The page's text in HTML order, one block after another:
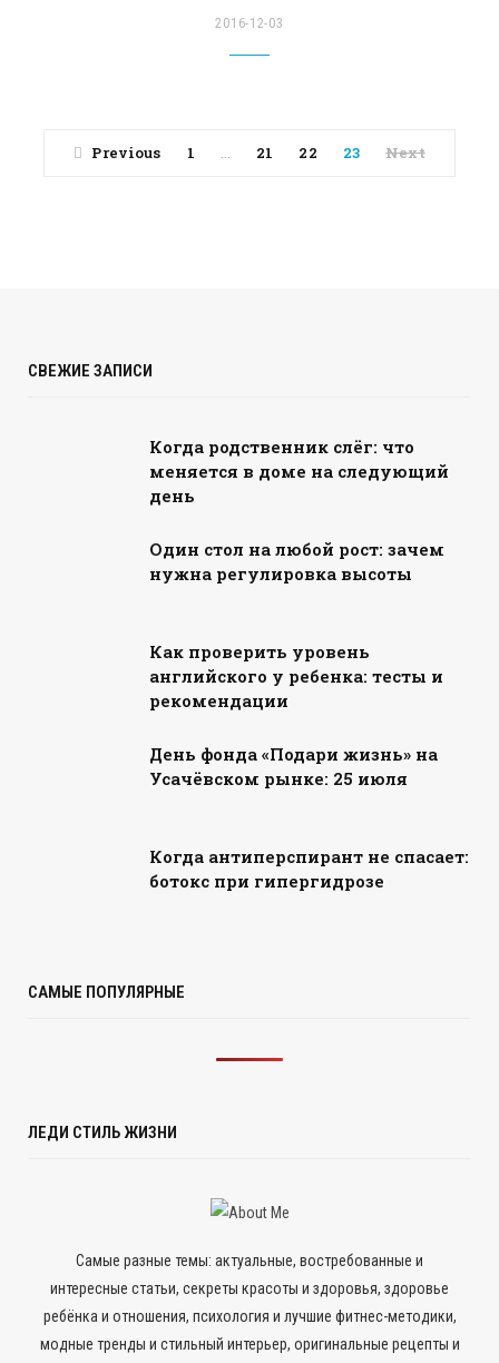
2016-12-03
Previous 1 21 22 23 Next
СВЕЖИЕ ЗАПИСИ
Когда родственник слёг: что
меняется в доме на следующий
день
Один стол на любой рост: зачем
нужна регулировка высоты
Как проверить уровень
английского у ребенка: тесты и
рекомендации
День фонда «Подари жизнь» на
Усачёвском рынке: 25 июля
Когда антиперспирант не спасает:
ботокс при гипергидрозе
САМЫЕ ПОПУЛЯРНЫЕ
ЛЕДИ СТИЛЬ ЖИЗНИ
Самые разные темы: актуальные, востребованные и
интересные статьи, секреты красоты и здоровья, здоровье
ребёнка и отношения, психология и лучшие фитнес-методики,
модные тренды и стильный интерьер, оригинальные рецепты и